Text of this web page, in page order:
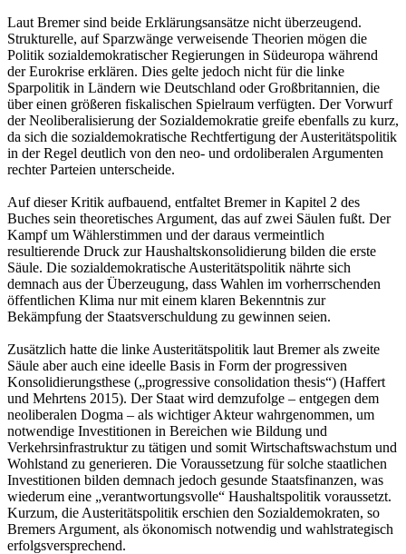
Laut Bremer sind beide Erklärungsansätze nicht überzeugend.
Strukturelle, auf Sparzwänge verweisende Theorien mögen die
Politik sozialdemokratischer Regierungen in Südeuropa während
der Eurokrise erklären. Dies gelte jedoch nicht für die linke
Sparpolitik in Ländern wie Deutschland oder Großbritannien, die
über einen größeren fiskalischen Spielraum verfügten. Der Vorwurf
der Neoliberalisierung der Sozialdemokratie greife ebenfalls zu kurz,
da sich die sozialdemokratische Rechtfertigung der Austeritätspolitik
in der Regel deutlich von den neo- und ordoliberalen Argumenten
rechter Parteien unterscheide.
Auf dieser Kritik aufbauend, entfaltet Bremer in Kapitel 2 des
Buches sein theoretisches Argument, das auf zwei Säulen fußt. Der
Kampf um Wählerstimmen und der daraus vermeintlich
resultierende Druck zur Haushaltskonsolidierung bilden die erste
Säule. Die sozialdemokratische Austeritätspolitik nährte sich
demnach aus der Überzeugung, dass Wahlen im vorherrschenden
öffentlichen Klima nur mit einem klaren Bekenntnis zur
Bekämpfung der Staatsverschuldung zu gewinnen seien.
Zusätzlich hatte die linke Austeritätspolitik laut Bremer als zweite
Säule aber auch eine ideelle Basis in Form der progressiven
Konsolidierungsthese („progressive consolidation thesis“) (Haffert
und Mehrtens 2015). Der Staat wird demzufolge – entgegen dem
neoliberalen Dogma – als wichtiger Akteur wahrgenommen, um
notwendige Investitionen in Bereichen wie Bildung und
Verkehrsinfrastruktur zu tätigen und somit Wirtschaftswachstum und
Wohlstand zu generieren. Die Voraussetzung für solche staatlichen
Investitionen bilden demnach jedoch gesunde Staatsfinanzen, was
wiederum eine „verantwortungsvolle“ Haushaltspolitik voraussetzt.
Kurzum, die Austeritätspolitik erschien den Sozialdemokraten, so
Bremers Argument, als ökonomisch notwendig und wahlstrategisch
erfolgsversprechend.